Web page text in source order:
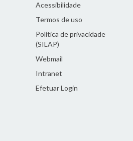
Acessibilidade
Termos de uso
Política de privacidade
(SILAP)
Webmail
Intranet
Efetuar Login